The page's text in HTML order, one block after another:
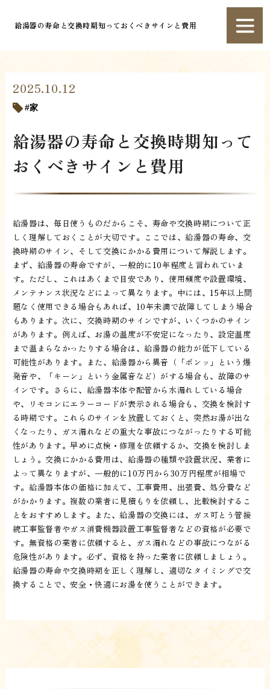
給湯器の寿命と交換時期知っておくべきサインと費用
2025.10.12
家
給湯器の寿命と交換時期知って
おくべきサインと費用
給湯器は、毎日使うものだからこそ、寿命や交換時期について正
しく理解しておくことが大切です。ここでは、給湯器の寿命、交
換時期のサイン、そして交換にかかる費用について解説します。
まず、給湯器の寿命ですが、一般的に10年程度と言われていま
す。ただし、これはあくまで目安であり、使用頻度や設置環境、
メンテナンス状況などによって異なります。中には、15年以上問
題なく使用できる場合もあれば、10年未満で故障してしまう場合
もあります。次に、交換時期のサインですが、いくつかのサイン
があります。例えば、お湯の温度が不安定になったり、設定温度
まで温まらなかったりする場合は、給湯器の能力が低下している
可能性があります。また、給湯器から異音（「ボンッ」という爆
発音や、「キーン」という金属音など）がする場合も、故障のサ
インです。さらに、給湯器本体や配管から水漏れしている場合
や、リモコンにエラーコードが表示される場合も、交換を検討す
る時期です。これらのサインを放置しておくと、突然お湯が出な
くなったり、ガス漏れなどの重大な事故につながったりする可能
性があります。早めに点検・修理を依頼するか、交換を検討しま
しょう。交換にかかる費用は、給湯器の種類や設置状況、業者に
よって異なりますが、一般的に10万円から30万円程度が相場で
す。給湯器本体の価格に加えて、工事費用、出張費、処分費など
がかかります。複数の業者に見積もりを依頼し、比較検討するこ
とをおすすめします。また、給湯器の交換には、ガス可とう管接
続工事監督者やガス消費機器設置工事監督者などの資格が必要で
す。無資格の業者に依頼すると、ガス漏れなどの事故につながる
危険性があります。必ず、資格を持った業者に依頼しましょう。
給湯器の寿命や交換時期を正しく理解し、適切なタイミングで交
換することで、安全・快適にお湯を使うことができます。